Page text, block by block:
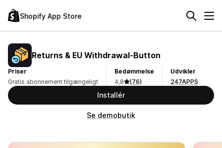
Shopify App Store
Returns & EU Withdrawal‑Button
Priser
Gratis abonnement tilgængeligt
Bedømmelse
4,8
(76)
Udvikler
247APPS
Installér
Se demobutik